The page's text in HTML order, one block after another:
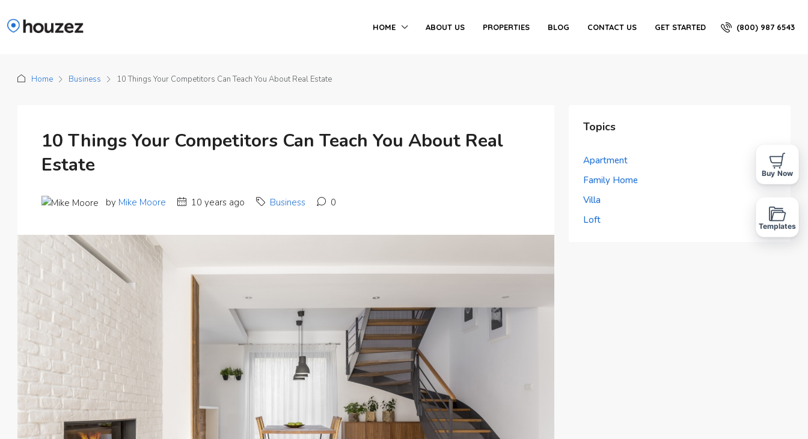
HOME ABOUT US PROPERTIES BLOG CONTACT US GET STARTED (800) 987 6543
Home Business 10 Things Your Competitors Can Teach You About Real Estate
10 Things Your Competitors Can Teach You About Real
Estate
by Mike Moore 10 years ago Business 0
Topics
Apartment
Family Home
Villa
Loft
Buy Now
Templates